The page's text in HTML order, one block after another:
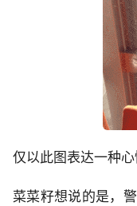
仅以此图表达一种
菜菜籽想说的是，